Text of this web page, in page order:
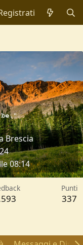
Brescia
08:14
Punti
337